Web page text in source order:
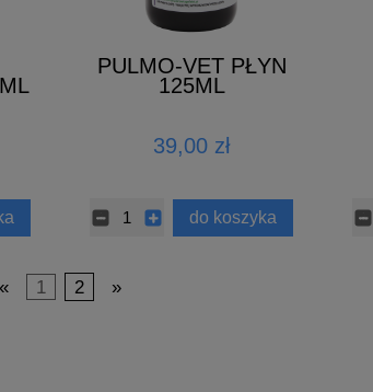
PULMO-VET PŁYN
125ML
39,00 zł
do koszyka
« 1 2 »